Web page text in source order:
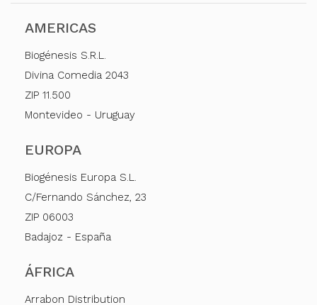
AMERICAS
Biogénesis S.R.L.
Divina Comedia 2043
ZIP 11.500
Montevideo - Uruguay
EUROPA
Biogénesis Europa S.L.
C/Fernando Sánchez, 23
ZIP 06003
Badajoz - España
ÁFRICA
Arrabon Distribution